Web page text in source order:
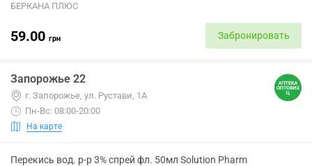
БЕРКАНА ПЛЮС
59.00 грн Забронировать
Запорожье 22
г. Запорожье, ул. Рустави, 1А
Пн-Вс: 08:00-20:00
На карте
Перекись вод. р-р 3% спрей фл. 50мл Solution Pharm